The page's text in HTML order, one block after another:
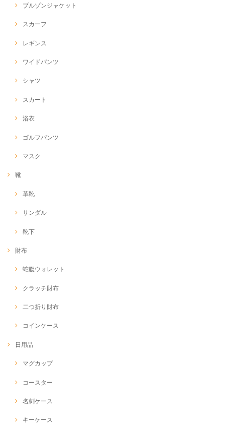
ブルゾンジャケット
スカーフ
レギンス
ワイドパンツ
シャツ
スカート
浴衣
ゴルフパンツ
マスク
靴
革靴
サンダル
靴下
財布
蛇腹ウォレット
クラッチ財布
二つ折り財布
コインケース
日用品
マグカップ
コースター
名刺ケース
キーケース